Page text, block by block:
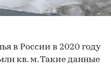
в России в 2020 году
кв. м. Такие данные